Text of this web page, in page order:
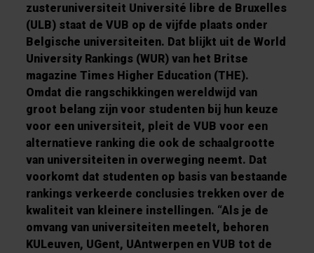
zusteruniversiteit Université libre de Bruxelles
(ULB) staat de VUB op de vijfde plaats onder
Belgische universiteiten. Dat blijkt uit de World
University Rankings (WUR) van het Britse
magazine Times Higher Education (THE).
Omdat die rangschikkingen wereldwijd van
groot belang zijn voor studenten bij hun keuze
voor een universiteit, pleit de VUB voor een
alternatieve ranking die ook de schaalgrootte
van universiteiten in overweging neemt. Dat
voorkomt dat studenten op basis van bestaande
rankings verkeerde conclusies trekken over de
kwaliteit van kleinere instellingen. “Als je de
omvang van universiteiten meetelt, behoren
KULeuven, UGent, UAntwerpen en VUB tot de